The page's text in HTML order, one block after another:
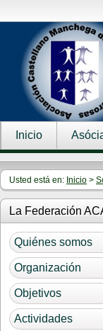
Inicio
Usted está en: Inicio >
La Federación
Quiénes somos
Organización
Objetivos
Actividades